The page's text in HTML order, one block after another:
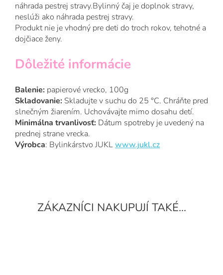
náhrada pestrej stravy.Bylinný čaj je doplnok stravy,
neslúži ako náhrada pestrej stravy.
Produkt nie je vhodný pre deti do troch rokov, tehotné a
dojčiace ženy.
Dôležité informácie
Balenie: papierové vrecko, 100g
Skladovanie: Skladujte v suchu do 25 °C. Chráňte pred
slnečným žiarením. Uchovávajte mimo dosahu detí.
Minimálna trvanlivosť: Dátum spotreby je uvedený na
prednej strane vrecka.
Výrobca: Bylinkárstvo JUKLwww.jukl.cz